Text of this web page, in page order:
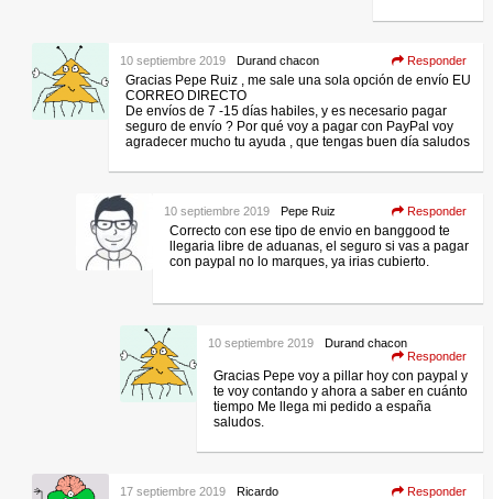
Durand chacon
10 septiembre 2019 Responder
Gracias Pepe Ruiz , me sale una sola opción de envío EU
CORREO DIRECTO
De envíos de 7 -15 días habiles, y es necesario pagar
seguro de envío ? Por qué voy a pagar con PayPal voy
agradecer mucho tu ayuda , que tengas buen día saludos
Pepe Ruiz
10 septiembre 2019 Responder
Correcto con ese tipo de envio en banggood te
llegaria libre de aduanas, el seguro si vas a pagar
con paypal no lo marques, ya irias cubierto.
Durand chacon
10 septiembre 2019
Responder
Gracias Pepe voy a pillar hoy con paypal y
te voy contando y ahora a saber en cuánto
tiempo Me llega mi pedido a españa
saludos.
Ricardo
17 septiembre 2019 Responder